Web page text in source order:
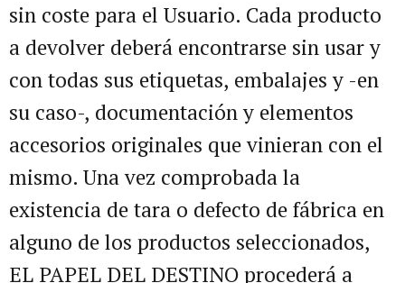
sin coste para el Usuario. Cada producto
a devolver deberá encontrarse sin usar y
con todas sus etiquetas, embalajes y -en
su caso-, documentación y elementos
accesorios originales que vinieran con el
mismo. Una vez comprobada la
existencia de tara o defecto de fábrica en
alguno de los productos seleccionados,
EL PAPEL DEL DESTINO procederá a